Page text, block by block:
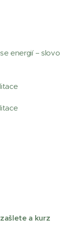
energií – slovo
a kurz